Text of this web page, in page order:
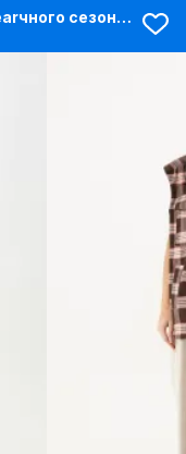
Жилет свободный для кругYearчного сезона из хлопка